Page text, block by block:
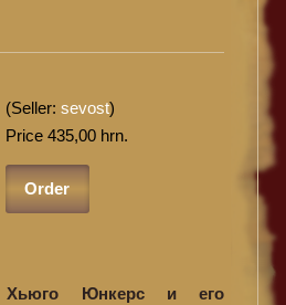
(Seller: sevost)
Price 435,00 hrn.
Order